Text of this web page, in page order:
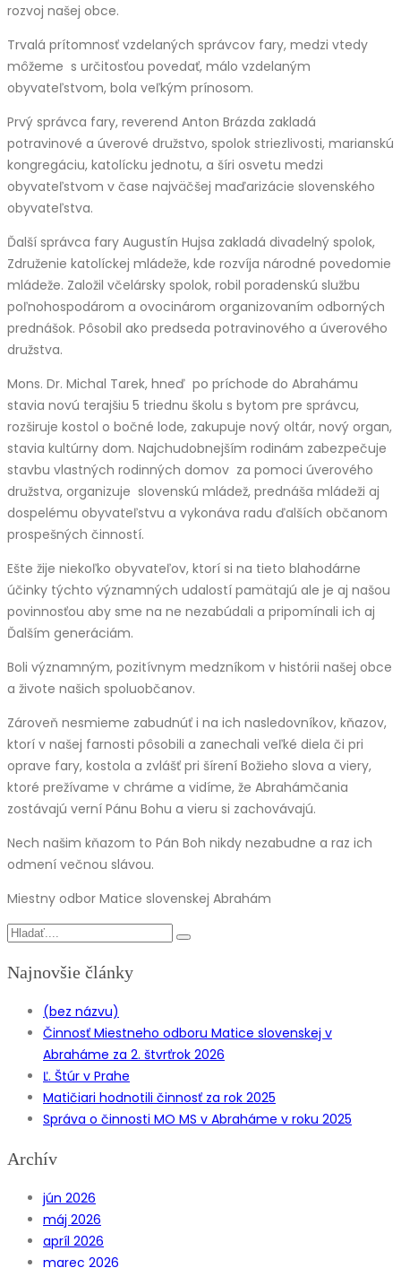
rozvoj našej obce.
Trvalá prítomnosť vzdelaných správcov fary, medzi vtedy
môžeme s určitosťou povedať, málo vzdelaným
obyvateľstvom, bola veľkým prínosom.
Prvý správca fary, reverend Anton Brázda zakladá
potravinové a úverové družstvo, spolok striezlivosti, marianskú
kongregáciu, katolícku jednotu, a šíri osvetu medzi
obyvateľstvom v čase najväčšej maďarizácie slovenského
obyvateľstva.
Ďalší správca fary Augustín Hujsa zakladá divadelný spolok,
Združenie katolíckej mládeže, kde rozvíja národné povedomie
mládeže. Založil včelársky spolok, robil poradenskú službu
poľnohospodárom a ovocinárom organizovaním odborných
prednášok. Pôsobil ako predseda potravinového a úverového
družstva.
Mons. Dr. Michal Tarek, hneď po príchode do Abrahámu
stavia novú terajšiu 5 triednu školu s bytom pre správcu,
rozširuje kostol o bočné lode, zakupuje nový oltár, nový organ,
stavia kultúrny dom. Najchudobnejším rodinám zabezpečuje
stavbu vlastných rodinných domov za pomoci úverového
družstva, organizuje slovenskú mládež, prednáša mládeži aj
dospelému obyvateľstvu a vykonáva radu ďalších občanom
prospešných činností.
Ešte žije niekoľko obyvateľov, ktorí si na tieto blahodárne
účinky týchto významných udalostí pamätajú ale je aj našou
povinnosťou aby sme na ne nezabúdali a pripomínali ich aj
Ďalším generáciám.
Boli významným, pozitívnym medzníkom v histórii našej obce
a živote našich spoluobčanov.
Zároveň nesmieme zabudnúť i na ich nasledovníkov, kňazov,
ktorí v našej farnosti pôsobili a zanechali veľké diela či pri
oprave fary, kostola a zvlášť pri šírení Božieho slova a viery,
ktoré prežívame v chráme a vidíme, že Abrahámčania
zostávajú verní Pánu Bohu a vieru si zachovávajú.
Nech našim kňazom to Pán Boh nikdy nezabudne a raz ich
odmení večnou slávou.
Miestny odbor Matice slovenskej Abrahám
Najnovšie články
(bez názvu)
Činnosť Miestneho odboru Matice slovenskej v
Abraháme za 2. štvrťrok 2026
Ľ. Štúr v Prahe
Matičiari hodnotili činnosť za rok 2025
Správa o činnosti MO MS v Abraháme v roku 2025
Archív
jún 2026
máj 2026
apríl 2026
marec 2026